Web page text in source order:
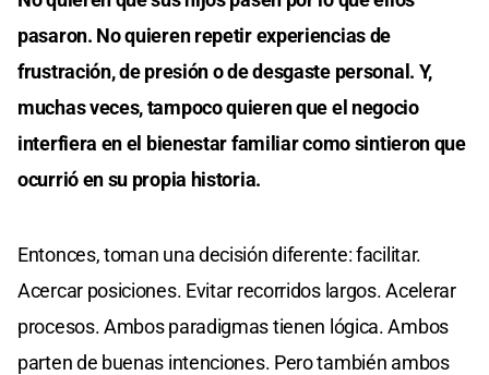
pasaron. No quieren repetir experiencias de
frustración, de presión o de desgaste personal. Y,
muchas veces, tampoco quieren que el negocio
interfiera en el bienestar familiar como sintieron que
ocurrió en su propia historia.
Entonces, toman una decisión diferente: facilitar.
Acercar posiciones. Evitar recorridos largos. Acelerar
procesos. Ambos paradigmas tienen lógica. Ambos
parten de buenas intenciones. Pero también ambos